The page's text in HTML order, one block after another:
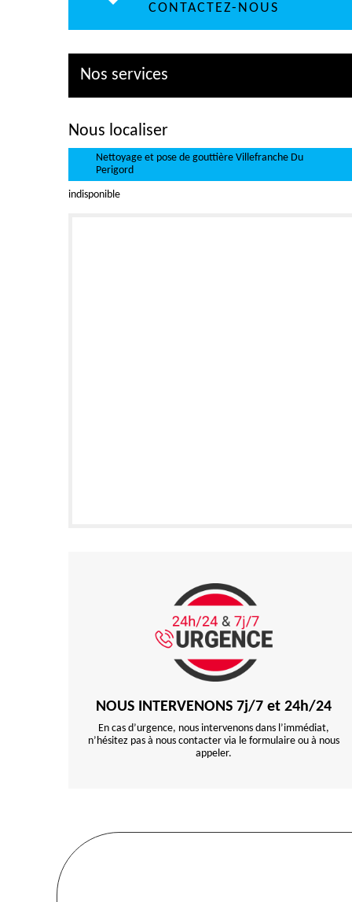
CONTACTEZ-NOUS
Nos services
Nous localiser
Nettoyage et pose de gouttière Villefranche Du
Perigord
indisponible
NOUS INTERVENONS 7j/7 et 24h/24
En cas d’urgence, nous intervenons dans l’immédiat,
n’hésitez pas à nous contacter via le formulaire ou à nous
appeler.